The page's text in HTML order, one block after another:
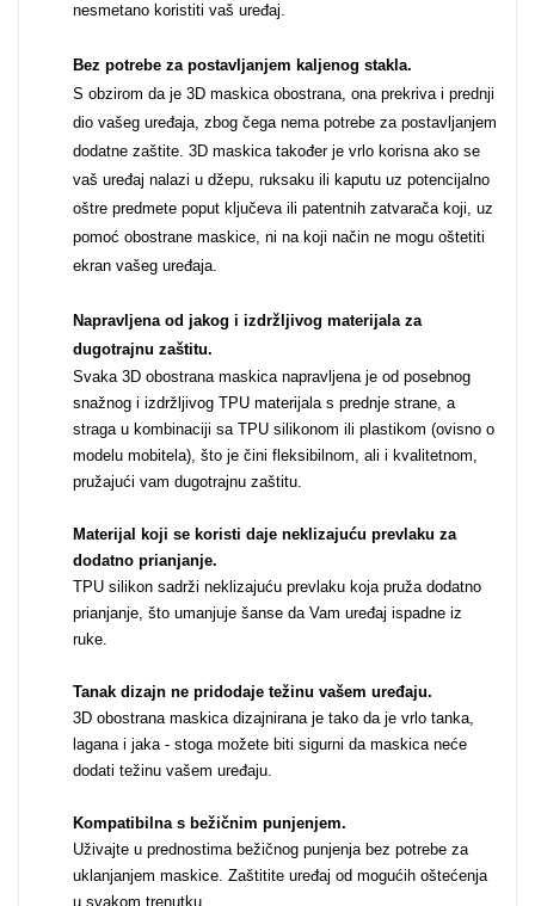
nesmetano koristiti vaš uređaj.
Bez potrebe za postavljanjem kaljenog stakla.
S obzirom da je 3D maskica obostrana, ona prekriva i prednji
dio vašeg uređaja, zbog čega nema potrebe za postavljanjem
dodatne zaštite. 3D maskica također je vrlo korisna ako se
vaš uređaj nalazi u džepu, ruksaku ili kaputu uz potencijalno
oštre predmete poput ključeva ili patentnih zatvarača koji, uz
pomoć obostrane maskice, ni na koji način ne mogu oštetiti
ekran vašeg uređaja.
Napravljena od jakog i izdržljivog materijala za
dugotrajnu zaštitu.
Svaka 3D obostrana maskica napravljena je od posebnog
snažnog i izdržljivog TPU materijala s prednje strane, a
straga u kombinaciji sa TPU silikonom ili plastikom (ovisno o
modelu mobitela), što je čini fleksibilnom, ali i kvalitetnom,
pružajući vam dugotrajnu zaštitu.
Materijal koji se koristi daje neklizajuću prevlaku za
dodatno prianjanje.
TPU silikon sadrži neklizajuću prevlaku koja pruža dodatno
prianjanje, što umanjuje šanse da Vam uređaj ispadne iz
ruke.
Tanak dizajn ne pridodaje težinu vašem uređaju.
3D obostrana maskica dizajnirana je tako da je vrlo tanka,
lagana i jaka - stoga možete biti sigurni da maskica neće
dodati težinu vašem uređaju.
Kompatibilna s bežičnim punjenjem.
Uživajte u prednostima bežičnog punjenja bez potrebe za
uklanjanjem maskice. Zaštitite uređaj od mogućih oštećenja
u svakom trenutku.
Svijet životinja Auto - Moto motivi
Mandale / Cvjetni
MarbleMania
Gaming motivi
Sportski motivi Obiteljski motivi